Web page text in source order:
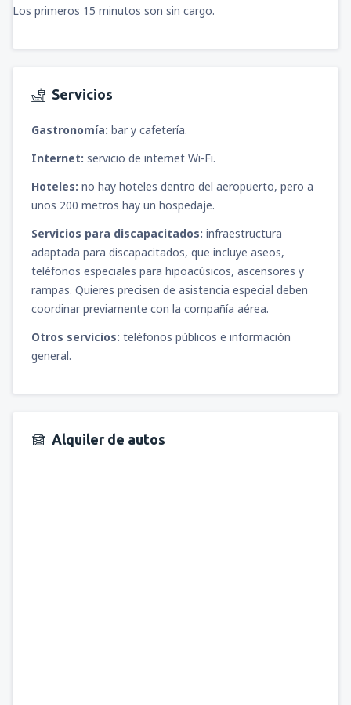
Los primeros 15 minutos son sin cargo.
Servicios
Gastronomía: bar y cafetería.
Internet: servicio de internet Wi-Fi.
Hoteles: no hay hoteles dentro del aeropuerto, pero a
unos 200 metros hay un hospedaje.
Servicios para discapacitados: infraestructura
adaptada para discapacitados, que incluye aseos,
teléfonos especiales para hipoacúsicos, ascensores y
rampas. Quieres precisen de asistencia especial deben
coordinar previamente con la compañía aérea.
Otros servicios: teléfonos públicos e información
general.
Alquiler de autos